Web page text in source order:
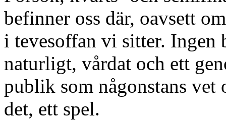
befinner oss där, oavsett
i tevesoffan vi sitter. Ingen
naturligt, vårdat och ett
publik som någonstans vet
det, ett spel.